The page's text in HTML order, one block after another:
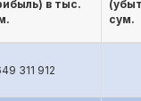
в тыс.
сум.
311 912